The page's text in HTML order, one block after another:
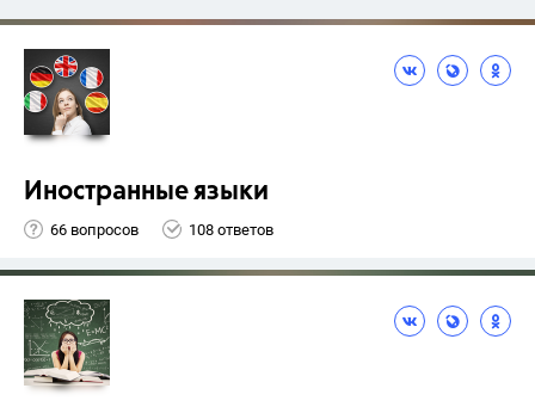
Иностранные языки
66 вопросов 108 ответов